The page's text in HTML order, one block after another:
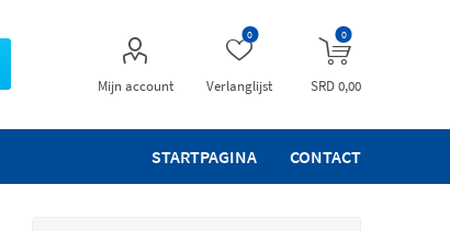
Mijn account Verlanglijst
0 0
SRD 0,00
STARTPAGINA CONTACT